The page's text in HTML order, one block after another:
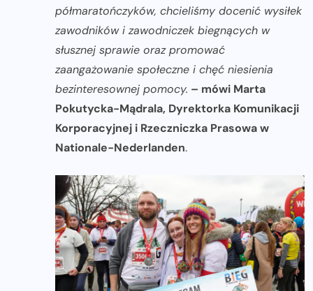
półmaratończyków, chcieliśmy docenić wysiłek
zawodników i zawodniczek biegnących w
słusznej sprawie oraz promować
zaangażowanie społeczne i chęć niesienia
bezinteresownej pomocy. – mówi Marta
Pokutycka-Mądrala, Dyrektorka Komunikacji
Korporacyjnej i Rzeczniczka Prasowa w
Nationale-Nederlanden.